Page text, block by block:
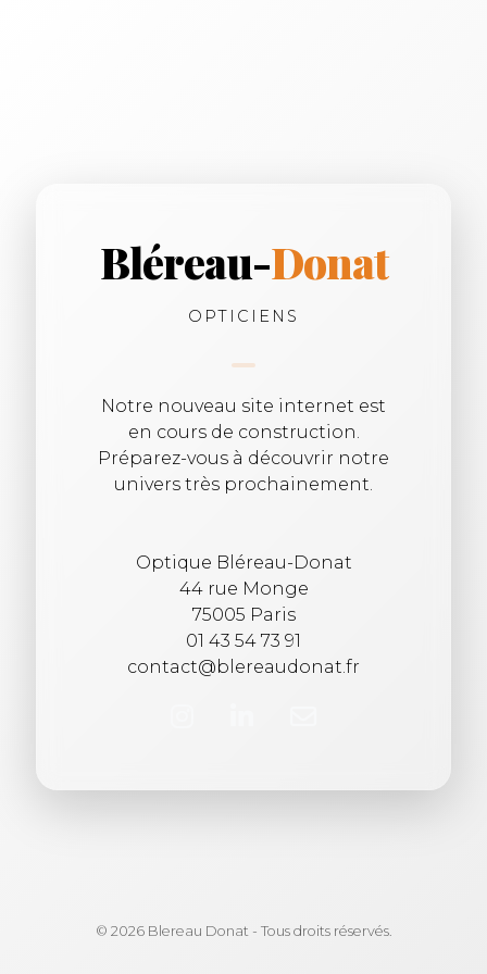
Bléreau-Donat
OPTICIENS
Notre nouveau site internet est
en cours de construction.
Préparez-vous à découvrir notre
univers très prochainement.
Optique Bléreau-Donat
44 rue Monge
75005 Paris
01 43 54 73 91
contact@blereaudonat.fr
© 2026 Blereau Donat - Tous droits réservés.